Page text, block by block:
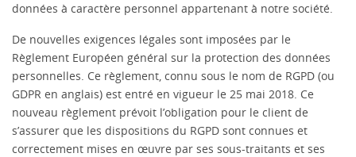
données à caractère personnel appartenant à notre société.
De nouvelles exigences légales sont imposées par le
Règlement Européen général sur la protection des données
personnelles. Ce règlement, connu sous le nom de RGPD (ou
GDPR en anglais) est entré en vigueur le 25 mai 2018. Ce
nouveau règlement prévoit l’obligation pour le client de
s’assurer que les dispositions du RGPD sont connues et
correctement mises en œuvre par ses sous-traitants et ses